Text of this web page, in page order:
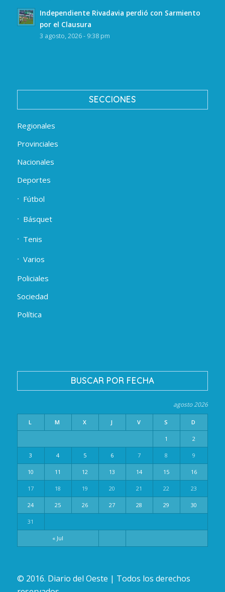
Independiente Rivadavia perdió con Sarmiento
por el Clausura
3 agosto, 2026 - 9:38 pm
SECCIONES
Regionales
Provinciales
Nacionales
Deportes
Fútbol
Básquet
Tenis
Varios
Policiales
Sociedad
Política
BUSCAR POR FECHA
agosto 2026
L M X J V S D
« Jul
1 2
3 4 5 6 7 8 9
10 11 12 13 14 15 16
17 18 19 20 21 22 23
24 25 26 27 28 29 30
31
© 2016. Diario del Oeste | Todos los derechos